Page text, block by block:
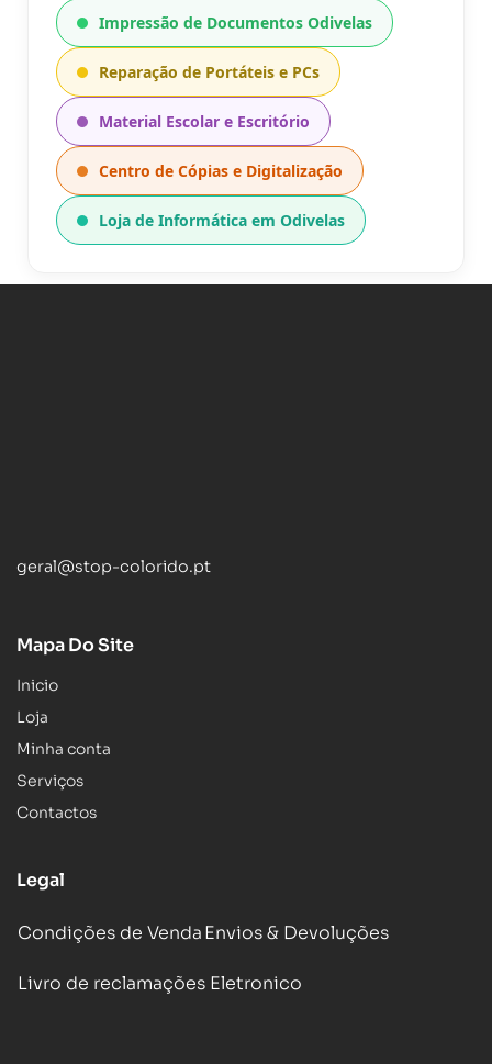
Impressão de Documentos Odivelas
Reparação de Portáteis e PCs
Material Escolar e Escritório
Centro de Cópias e Digitalização
Loja de Informática em Odivelas
geral@stop-colorido.pt
Mapa Do Site
Inicio
Loja
Minha conta
Serviços
Contactos
Legal
Condições de VendaEnvios & Devoluções
Livro de reclamações Eletronico